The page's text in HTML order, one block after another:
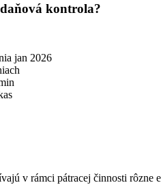
kontrola?
jan 2026
v rámci pátracej činnosti